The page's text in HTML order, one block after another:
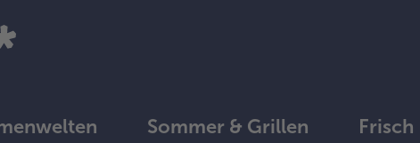
Sommer & Grillen Frisch